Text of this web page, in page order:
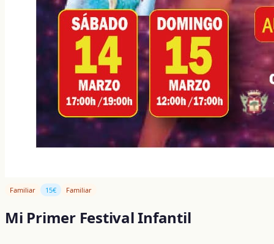
Familiar 15€ Familiar
Mi Primer Festival Infantil